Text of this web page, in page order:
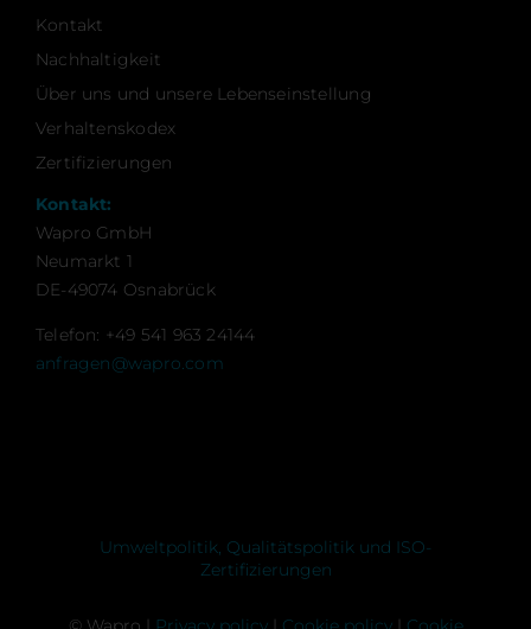
Kontakt:
Wapro GmbH
Neumarkt 1
DE-49074 Osnabrück
Telefon: +49 541 963 24144
anfragen@wapro.com
Kontakt
Nachhaltigkeit
Über uns und unsere Lebenseinstellung
Verhaltenskodex
Zertifizierungen
Umweltpolitik, Qualitätspolitik und ISO-
Zertifizierungen